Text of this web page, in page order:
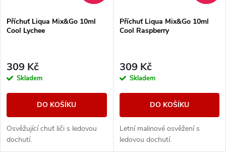
Příchuť Liqua Mix&Go 10ml
Cool Lychee
309 Kč
Skladem
DO KOŠÍKU
Osvěžující chuť liči s ledovou
dochutí.
Příchuť Liqua Mix&Go 10ml
Cool Raspberry
309 Kč
Skladem
DO KOŠÍKU
Letní malinové osvěžení s
ledovou dochutí.